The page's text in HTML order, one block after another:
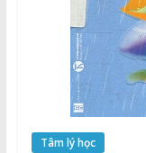
Tâm lý học